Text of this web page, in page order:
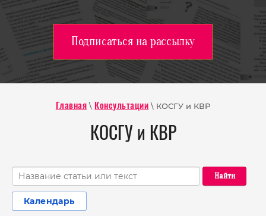
Подписаться на рассылку
Главная \ Консультации \ КОСГУ и КВР
КОСГУ и КВР
Найти
Календарь